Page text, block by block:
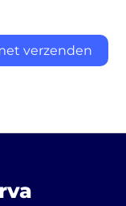
verzenden